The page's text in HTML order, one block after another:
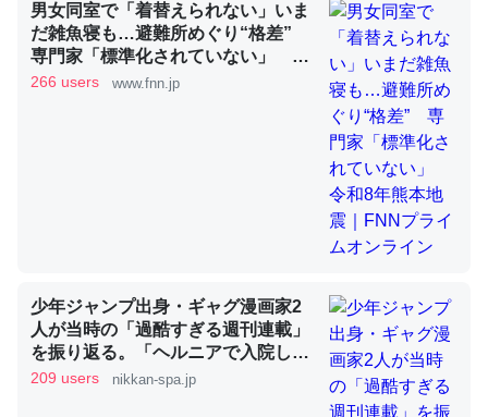
コオロギのカルシウム分はエビの600分の1程度。
─ニュース :: 【研究発表】昆虫学の大問題＝「昆虫はなぜ海にいな
いのか」に関する新仮説
論文では「淡水はカルシウムも酸素も不足してて両方に不
利だから両方が拮抗してるのでは」とあって面白い。海に
いる鋏角類（カブトガニ・ウミグモ）はカルシウムを使わ
─ニュース :: 【研究発表】昆虫学の大問題＝「昆虫はなぜ海にいな
いのか」に関する新仮説
男女同室で「着替えられない」いま
だ雑魚寝も…避難所めぐり“格差”
専門家「標準化されていない」 令
和8年熊本地震｜FNNプライムオン
266 users www.fnn.jp
少年ジャンプ出身・ギャグ漫画家2
人が当時の「過酷すぎる週刊連載」
を振り返る。「ヘルニアで入院して
も原稿は落とさない」ストイックな
209 users nikkan-spa.jp